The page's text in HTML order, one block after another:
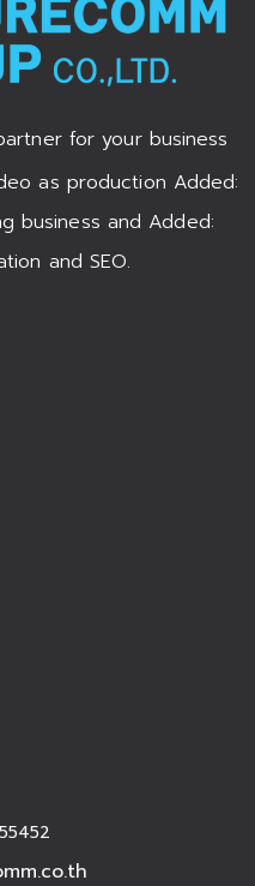
for your business
as production Added:
business and Added:
and SEO.